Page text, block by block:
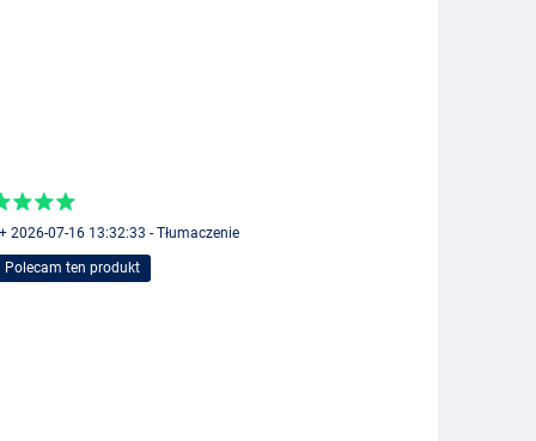
2026-07-16 13:32:33 - Tłumaczenie
Polecam ten produkt